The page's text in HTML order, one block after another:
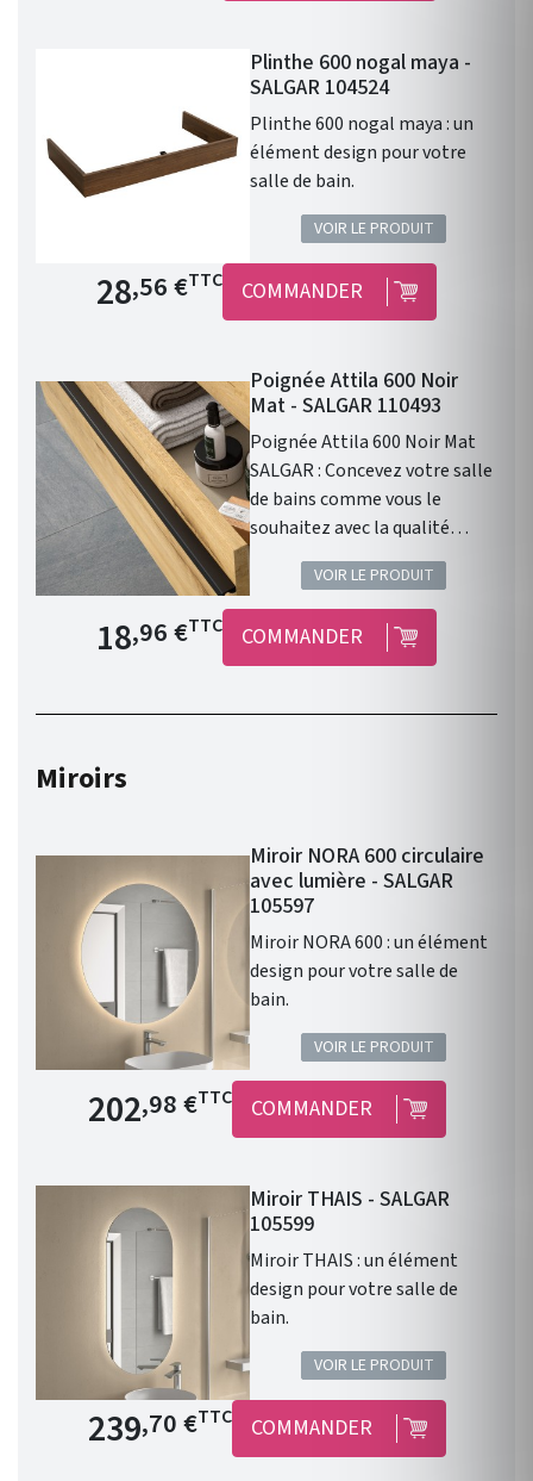
Plinthe 600 nogal maya -
SALGAR 104524
Plinthe 600 nogal maya : un
élément design pour votre
salle de bain.
VOIR LE PRODUIT
Prix de base
28,56 €TTC COMMANDER
Poignée Attila 600 Noir
Mat - SALGAR 110493
Poignée Attila 600 Noir Mat
SALGAR : Concevez votre salle
de bains comme vous le
souhaitez avec la qualité
Salgar !
VOIR LE PRODUIT
Prix de base
18,96 €TTC COMMANDER
Miroirs
Miroir NORA 600 circulaire
avec lumière - SALGAR
105597
Miroir NORA 600 : un élément
design pour votre salle de
bain.
VOIR LE PRODUIT
Prix de base
202,98 €TTC COMMANDER
Miroir THAIS - SALGAR
105599
Miroir THAIS : un élément
design pour votre salle de
bain.
VOIR LE PRODUIT
Prix de base
239,70 €TTC COMMANDER